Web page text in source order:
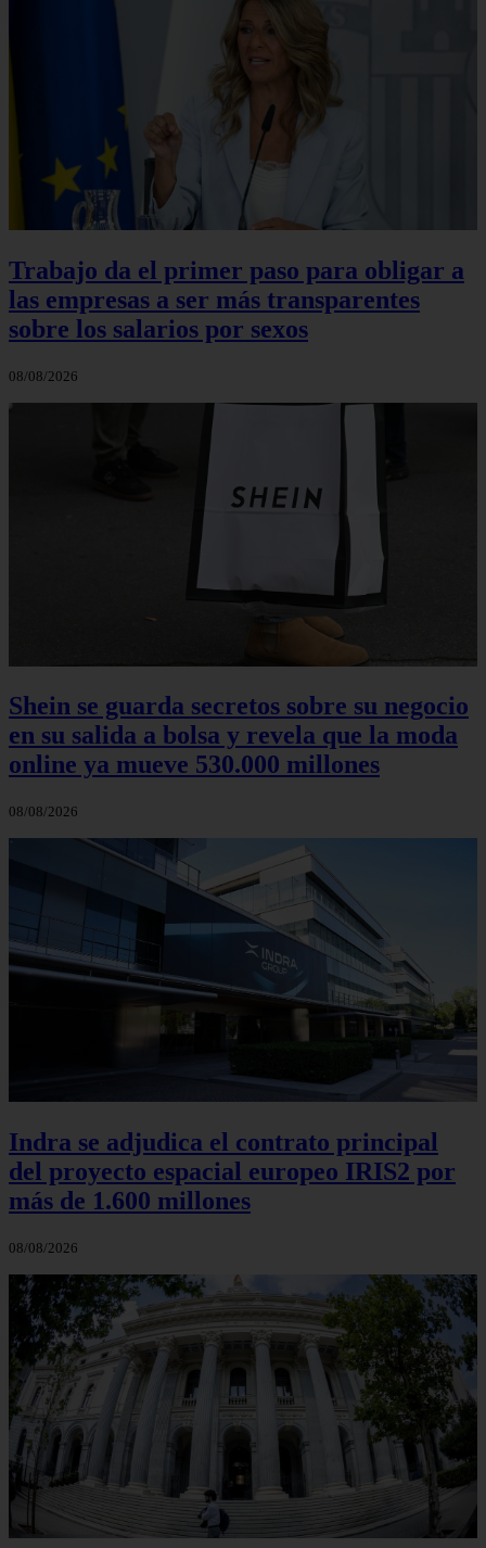
Trabajo da el primer paso para obligar a
las empresas a ser más transparentes
sobre los salarios por sexos
08/08/2026
Shein se guarda secretos sobre su negocio
en su salida a bolsa y revela que la moda
online ya mueve 530.000 millones
08/08/2026
Indra se adjudica el contrato principal
del proyecto espacial europeo IRIS2 por
más de 1.600 millones
08/08/2026